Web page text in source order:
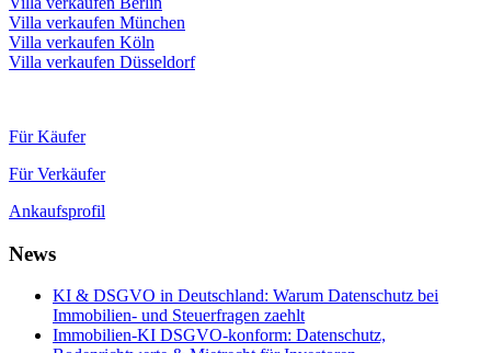
Villa verkaufen München
Villa verkaufen Köln
Villa verkaufen Düsseldorf
Für Käufer
Für Verkäufer
Ankaufsprofil
News
KI & DSGVO in Deutschland: Warum Datenschutz bei
Immobilien- und Steuerfragen zaehlt
Immobilien-KI DSGVO-konform: Datenschutz,